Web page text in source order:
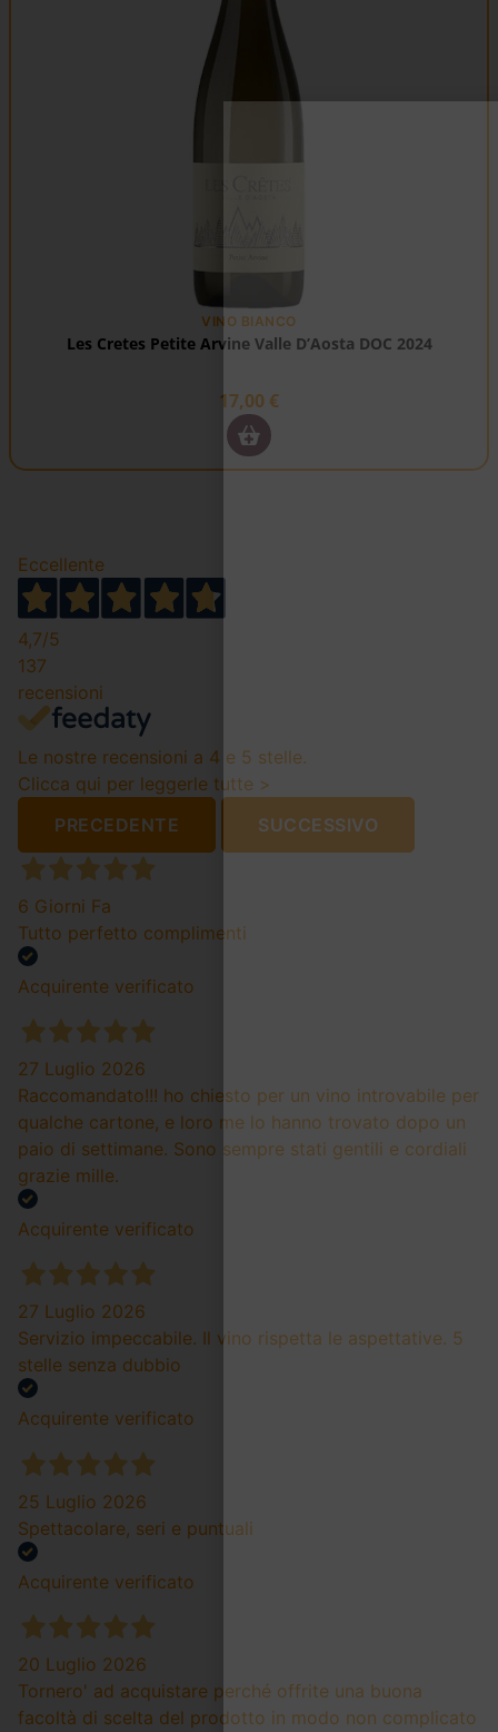
VINO BIANCO
Les Cretes Petite Arvine Valle D’Aosta DOC 2024
17,00 €
Eccellente
4,7/5
137
recensioni
Le nostre recensioni a 4 e 5 stelle.
Clicca qui per leggerle tutte >
PRECEDENTE
SUCCESSIVO
6 Giorni Fa
Tutto perfetto complimenti
Acquirente verificato
27 Luglio 2026
Raccomandato!!! ho chiesto per un vino introvabile per
qualche cartone, e loro me lo hanno trovato dopo un
paio di settimane. Sono sempre stati gentili e cordiali
grazie mille.
Acquirente verificato
27 Luglio 2026
Servizio impeccabile. Il vino rispetta le aspettative. 5
stelle senza dubbio
Acquirente verificato
25 Luglio 2026
Spettacolare, seri e puntuali
Acquirente verificato
20 Luglio 2026
Tornero' ad acquistare perché offrite una buona
facoltà di scelta del prodotto in modo non complicato